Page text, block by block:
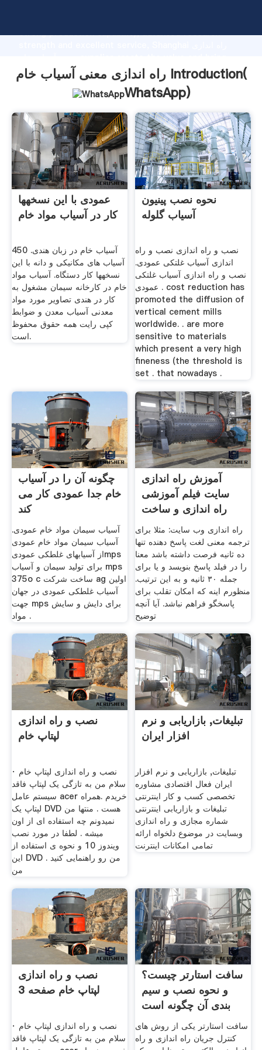
strong production capability, advanced research
values to all of customers.
راه اندازی معنی آسیاب خام Introduction(
WhatsApp)
عمودی با این نسخهها
کار در آسیاب مواد خام
آسیاب خام در زبان هندی. 450
آسیاب های مکانیکی و دانه با این
نسخهها کار دستگاه. آسیاب مواد
خام در کارخانه سیمان مشغول به
کار در هندی تصاویر مورد مواد
معدنی آسیاب معدن و ضوابط
کپی رایت همه حقوق محفوظ
است.
نحوه نصب پینیون
آسیاب گلوله
نصب و راه اندازی نصب و راه
اندازی آسیاب غلتکی عمودی.
نصب و راه اندازی آسیاب غلتکی
عمودی . cost reduction has
promoted the diffusion of
vertical cement mills
worldwide. . are more
sensitive to materials
which present a very high
fineness (the threshold is
set . that nowadays .
چگونه آن را در آسیاب
خام جدا عمودی کار می
کند
آسیاب سیمان مواد خام عمودی.
آسیاب سیمان مواد خام عمودی
از آسیابهای غلطکی عمودیmps
برای تولید سیمان و آسیاب mps
375o c ساخت شرکت ag اولین
آسیاب غلطکی عمودی در جهان
جهت mps برای دایش و سایش
مواد .
آموزش راه اندازی
سایت فیلم آموزشی
راه اندازی و ساخت
سایت
راه اندازی وب سایت: مثلا برای
ترجمه معنی لغت پاسخ دهنده تنها
دە ثانیه فرصت داشته باشد معنا
را در فیلد پاسخ بنویسد و یا برای
جمله ٣٠ ثانیه و به این ترتیب.
منظورم اینه که امکان تقلب برای
پاسخگو فراهم نباشد. آیا آنچه
توضیح
نصب و راه اندازی
لپتاپ خام
· نصب و راه اندازی لپتاپ خام
سلام من به تازگی یک لپتاپ فاقد
سیستم عامل acer خریدم .همراه
لپتاپ یک DVD هست . منتها من
نمیدونم چه استفاده ای از اون
میشه . لطفا در مورد نصب
ویندوز 10 و نحوه ی استفاده از
این DVD من رو راهنمایی کنید .
من
تبلیغات, بازاریابی و نرم
افزار ایران
تبلیغات, بازاریابی و نرم افزار
ایران فعال اقتصادی مشاوره
تخصصی کسب و کار اینترنتی
تبلیغات و بازاریابی اینترنتی
شماره مجازی و راه اندازی
وبسایت در موضوع دلخواه ارائه
تمامی امکانات اینترنت
نصب و راه اندازی
لپتاپ خام صفحه 3
· نصب و راه اندازی لپتاپ خام
سلام من به تازگی یک لپتاپ فاقد
سافت استارتر چیست؟
و نحوه نصب و سیم
بندی آن چگونه است
سافت استارتر یکی از روش های
کنترل جریان راه اندازی و راه